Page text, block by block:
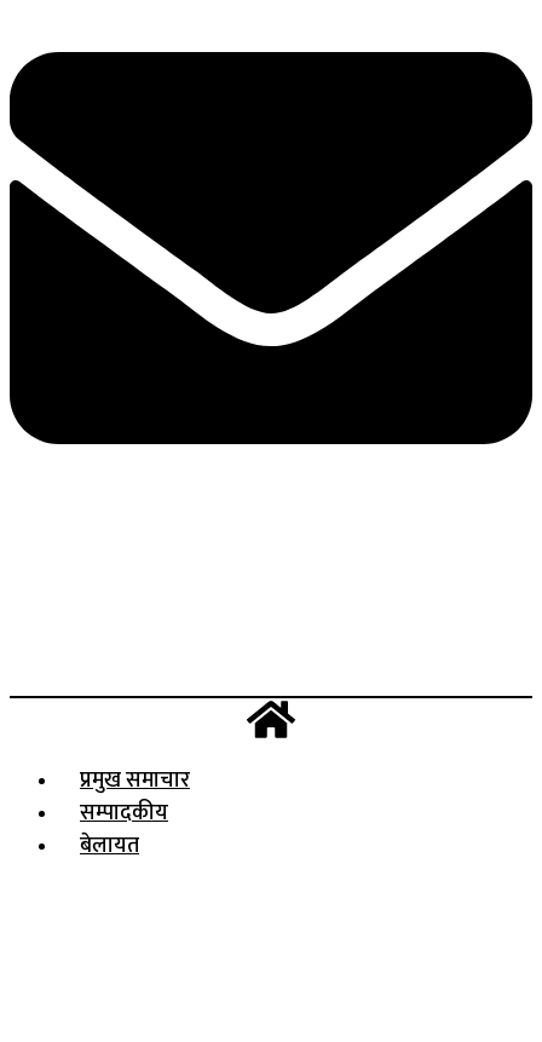
प्रमुख समाचार
सम्पादकीय
बेलायत